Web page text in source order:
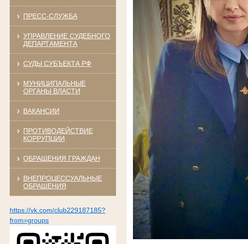
ПРЕСС-СЛУЖБА
УПРАВЛЕНИЕ СУДЕБНОГО
ДЕПАРТАМЕНТА
СУДЫ СУБЪЕКТА РФ
МУНИЦИПАЛЬНЫЕ
ОРГАНЫ ВЛАСТИ
ВАКАНСИИ
ПРОТИВОДЕЙСТВИЕ
КОРРУПЦИИ
ОБРАЩЕНИЯ ГРАЖДАН
ВНЕПРОЦЕССУАЛЬНЫЕ
ОБРАЩЕНИЯ
https://vk.com/club229187185?
from=groups